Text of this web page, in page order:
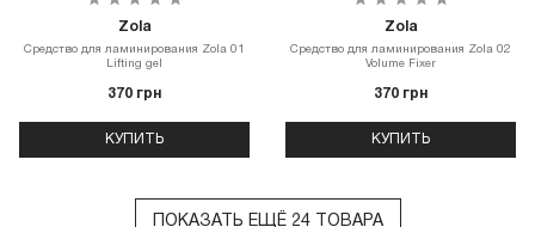
Zola
Средство для ламинирования Zola 01
Lifting gel
370 грн
КУПИТЬ
Zola
Средство для ламинирования Zola 02
Volume Fixer
370 грн
КУПИТЬ
ПОКАЗАТЬ ЕЩЁ 24 ТОВАРА